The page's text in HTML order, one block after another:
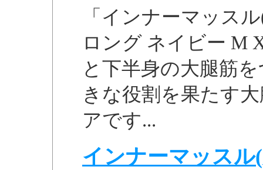
「インナーマッス
ロング ネイビー M
と下半身の大腿筋
きな役割を果たす
アです...
インナーマッス